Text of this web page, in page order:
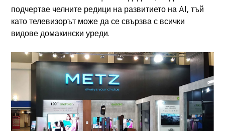
подчертае челните редици на развитието на AI, тъй
като телевизорът може да се свързва с всички
видове домакински уреди.